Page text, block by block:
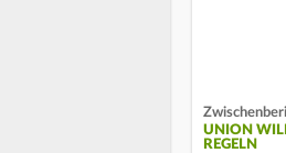
UNION
REGELN